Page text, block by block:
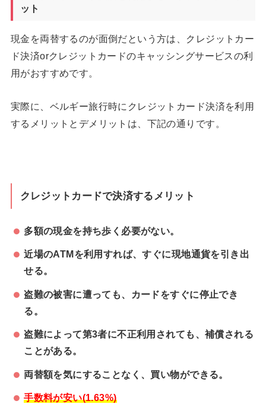
ット
現金を両替するのが面倒だという方は、クレジットカー
ド決済orクレジットカードのキャッシングサービスの利
用がおすすめです。
実際に、ベルギー旅行時にクレジットカード決済を利用
するメリットとデメリットは、下記の通りです。
クレジットカードで決済するメリット
多額の現金を持ち歩く必要がない。
近場のATMを利用すれば、すぐに現地通貨を引き出
せる。
盗難の被害に遭っても、カードをすぐに停止でき
る。
盗難によって第3者に不正利用されても、補償される
ことがある。
両替額を気にすることなく、買い物ができる。
手数料が安い(1.63%)